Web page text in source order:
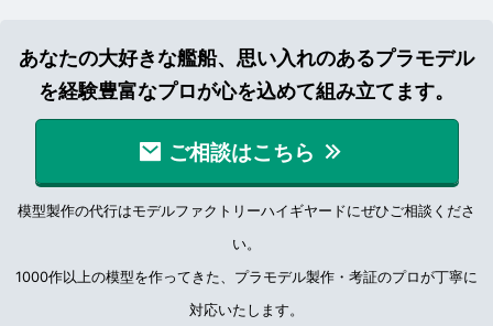
あなたの大好きな艦船、思い入れのあるプラモデル
を経験豊富なプロが心を込めて組み立てます。
ご相談はこちら
模型製作の代行はモデルファクトリーハイギヤードにぜひご相談くださ
い。
1000作以上の模型を作ってきた、プラモデル製作・考証のプロが丁寧に
対応いたします。